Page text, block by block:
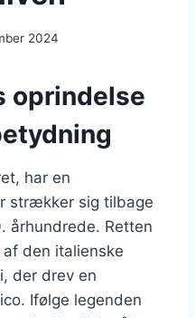
2024
oprindelse
har en
strækker sig tilbage
århundrede. Retten
den italienske
der drev en
Ifølge legenden